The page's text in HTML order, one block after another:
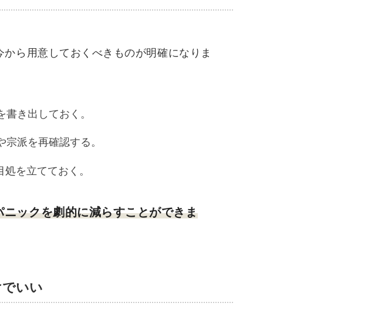
ら用意しておくべきものが明確になりま
き出しておく。
派を再確認する。
を立てておく。
ニックを劇的に減らすことができま
いい